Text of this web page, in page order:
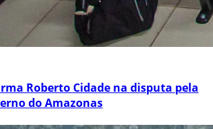
Roberto Cidade na disputa pela
do Amazonas